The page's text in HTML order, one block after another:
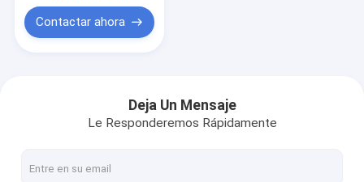
Contactar ahora
Deja Un Mensaje
Le Responderemos Rápidamente